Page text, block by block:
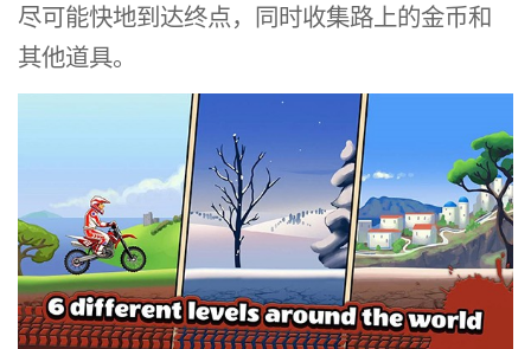
尽可能快地到达终点，同时收集路上的金币和
其他道具。